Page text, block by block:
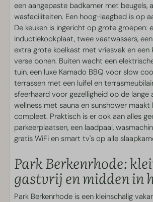
Toegankelijk
Mogelijkheid voor hoog/laag bed
Beugels op het toilet
Gelijkvloers
Oppervlakte
300 m²
Slaapkamer
Stapelbed(den): 5
Bedlinnen
Smart tv op slaapkamer
Kinderbed plaatsen in slaapkamer
een aangepaste badkamer met beugels,
wasfaciliteiten. Een hoog-laagbed is op
De keuken is ingericht op grote groepen:
inductiekookplaat, twee vaatwassers,
extra grote koelkast met vriesvak en een
verse bonen. Buiten wacht een
tuin, een luxe Kamado BBQ voor slow
terrassen met een luifel en
sfeerhaard voor gezelligheid op de lange
wellness met sauna en sunshower
compleet. Praktisch is er ook aan alles
parkeerplaatsen, een laadpaal,
gratis WiFi en smart tv's op alle
Park Berkenrhode:
gastvrij en midden in
Park Berkenrhode is een kleinschalig